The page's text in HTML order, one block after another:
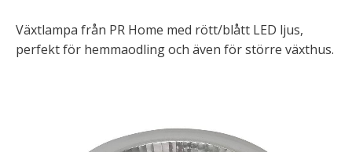
Växtlampa från PR Home med rött/blått LED ljus,
perfekt för hemmaodling och även för större växthus.